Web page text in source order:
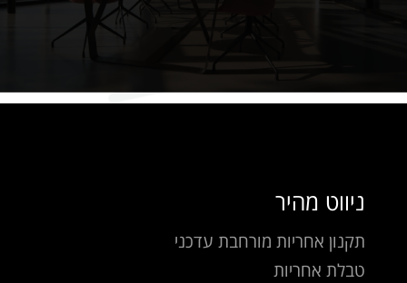
ניווט מהיר
תקנון אחריות מורחבת עדכני
טבלת אחריות